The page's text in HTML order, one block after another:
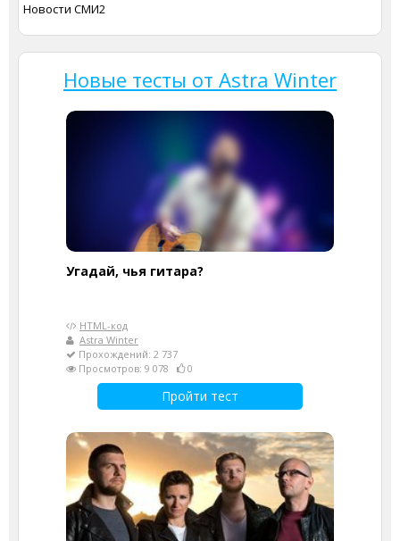
Новости СМИ2
Новые тесты от Astra Winter
Угадай, чья гитара?
HTML-код
Astra Winter
Прохождений: 2 737
Просмотров: 9 078
0
Пройти тест